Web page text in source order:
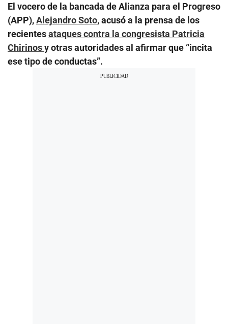
El vocero de la bancada de Alianza para el Progreso
(APP),Alejandro Soto, acusó a la prensa de los
recientesataques contra la congresista Patricia
Chirinosy otras autoridades al afirmar que “incita
ese tipo de conductas”.